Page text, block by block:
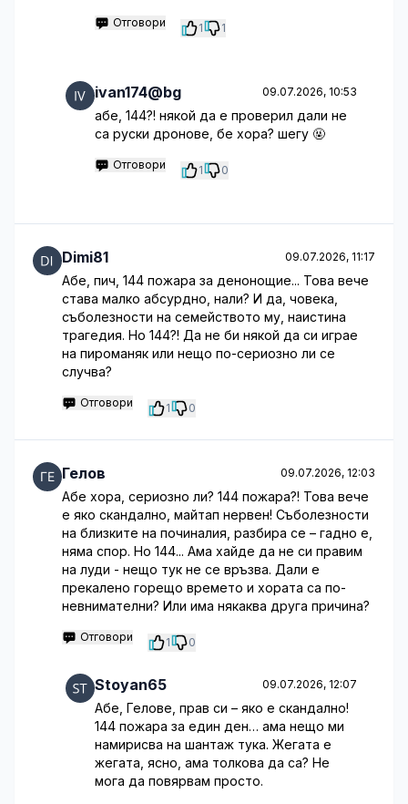
Отговори 1 1
ivan174@bg 09.07.2026, 10:53
абе, 144?! някой да е проверил дали не
са руски дронове, бе хора? шегу 🤬
Отговори 1 0
Dimi81 09.07.2026, 11:17
Абе, пич, 144 пожара за денонощие... Това вече
става малко абсурдно, нали? И да, човека,
съболезности на семейството му, наистина
трагедия. Но 144?! Да не би някой да си играе
на пироманяк или нещо по-сериозно ли се
случва?
Отговори 1 0
Гелов 09.07.2026, 12:03
Абе хора, сериозно ли? 144 пожара?! Това вече
е яко скандално, майтап нервен! Съболезности
на близките на починалия, разбира се – гадно е,
няма спор. Но 144... Ама хайде да не си правим
на луди - нещо тук не се връзва. Дали е
прекалено горещо времето и хората са по-
невнимателни? Или има някаква друга причина?
Отговори 1 0
Stoyan65 09.07.2026, 12:07
Абе, Гелове, прав си – яко е скандално!
144 пожара за един ден… ама нещо ми
намирисва на шантаж тука. Жегата е
жегата, ясно, ама толкова да са? Не
мога да повярвам просто.